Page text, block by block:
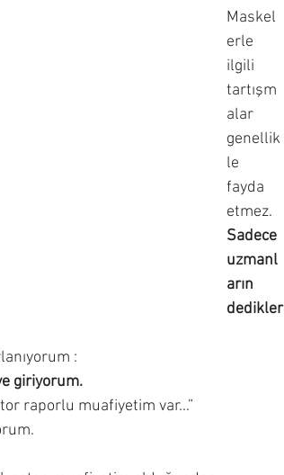
Maskel
erle
ilgili
tartışm
alar
genellik
le
fayda
etmez.
Sadece
uzmanl
arın
dedikler
:
giriyorum.
raporlu muafiyetim var...”